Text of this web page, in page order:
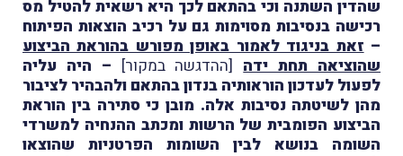
שהדין השתנה וכי בהתאם לכך היא רשאית להטיל מס
רכישה בנסיבות מסוימות גם על רכיב הוצאות הפיתוח
– זאת בניגוד לאמור באופן מפורש בהוראת הביצוע
שהוציאה תחת ידה [ההדגשה במקור] – היה עליה
לפעול לעדכון הוראותיה בנדון בהתאם ולהבהיר לציבור
מהן לשיטתה נסיבות אלה. מובן כי סתירה בין הוראת
הביצוע הפומבית של הרשות ומכתב ההנחיה למשרדי
השומה בנושא לבין השומות הפרטניות שהוצאו